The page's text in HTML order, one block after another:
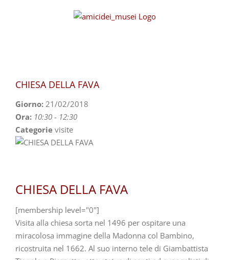
CHIESA DELLA FAVA
Giorno: 21/02/2018
Ora: 10:30 - 12:30
Categorie visite
CHIESA DELLA FAVA
[membership level="0"]
Visita alla chiesa sorta nel 1496 per ospitare una
miracolosa immagine della Madonna col Bambino,
ricostruita nel 1662. Al suo interno tele di Giambattista